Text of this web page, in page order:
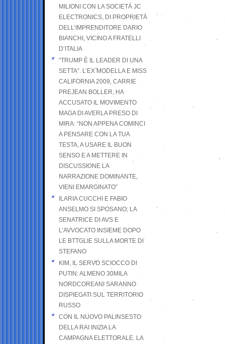
MILIONI CON LA SOCIETÀ JC
ELECTRONICS, DI PROPRIETÀ
DELL’IMPRENDITORE DARIO
BIANCHI, VICINO A FRATELLI
D’ITALIA
“TRUMP È IL LEADER DI UNA
SETTA”. L’EX MODELLA E MISS
CALIFORNIA 2009, CARRIE
PREJEAN BOLLER, HA
ACCUSATO IL MOVIMENTO
MAGA DI AVERLA PRESO DI
MIRA: “NON APPENA COMINCI
A PENSARE CON LA TUA
TESTA, A USARE IL BUON
SENSO E A METTERE IN
DISCUSSIONE LA
NARRAZIONE DOMINANTE,
VIENI EMARGINATO”
ILARIA CUCCHI E FABIO
ANSELMO SI SPOSANO; LA
SENATRICE DI AVS E
L’AVVOCATO INSIEME DOPO
LE BTTGLIE SULLA MORTE DI
STEFANO
KIM, IL SERVO SCIOCCO DI
PUTIN: ALMENO 30MILA
NORDCOREANI SARANNO
DISPIEGATI SUL TERRITORIO
RUSSO
CON IL NUOVO PALINSESTO
DELLA RAI INIZIA LA
CAMPAGNA ELETTORALE. LA